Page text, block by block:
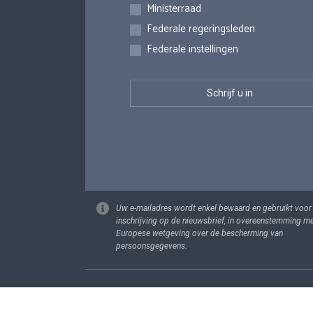
Ministerraad
Federale regeringsleden
Federale instellingen
Uw e-mailadres wordt enkel bewaard en gebruikt voor
inschrijving op de nieuwsbrief, in overeenstemming
Europese wetgeving over de bescherming van
persoonsgegevens.
Footer